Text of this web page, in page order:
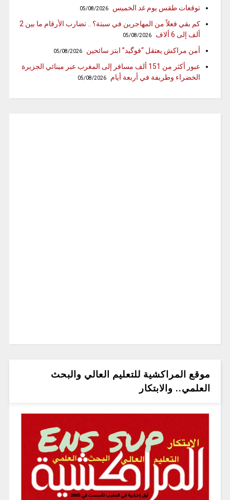
توقعات طقس يوم غد الخميس 05/08/2026
كم بقي فعلاً من المهاجرين في سبتة؟ .. تضارب الأرقام ما بين 2
ألف إلى 6 ألاف
05/08/2026
أمن مراكش يعتقل “فوگيد” ابتز سائحين 05/08/2026
عبور أكثر من 151 ألف مسافر إلى المغرب عبر مينائي الجزيرة
الخضراء وطريفة في أربعة أيام
05/08/2026
موقع المراكشية للتعليم العالي والبحث
العلمي.. والابتكار